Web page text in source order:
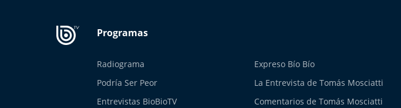
Radiograma
Expreso Bío Bío
Podría Ser Peor
La Entrevista de Tomás Mosciatti
Entrevistas BioBioTV
Comentarios de Tomás Mosciatti